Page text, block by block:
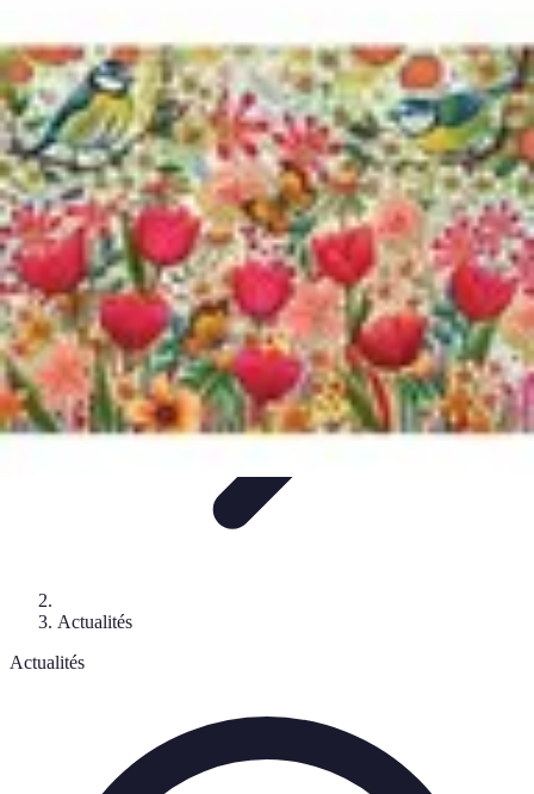
TendancesActualités et RésultatsActualitésÉquipes et
ChampionnatsCompétitions
Volley Actu
Actualités
Actualités